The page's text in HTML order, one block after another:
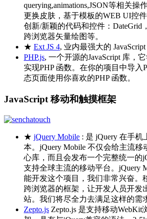
querying,animations,JSON等相关
更换皮肤，基于模板的WEB UI控
创新/新颖的代码和控件：DateGrid
跨浏览器矢量绘图等。
★ Ext JS 4, 业内最强大的 JavaScript
PHP.js, 一个开源的JavaScript 库，
实现PHP 函数。在你的项目中导入
态页面使用你喜欢的PHP 函数。
JavaScript 移动和触摸框架
★ jQuery Mobile : 是 jQuery 在手机
本。jQuery Mobile 不仅会给主流移
心库，而且会发布一个完整统一的
支持全球主流的移动平台。jQuery
能开发这个项目，我们非常兴奋。
跨浏览器的框架，让开发人员开发
站。我们将尽全力去满足这样的需
Zepto.js Zepto.js 是支持移动WebKit